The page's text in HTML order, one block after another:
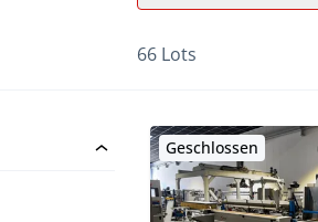
66 Lots
Geschlossen